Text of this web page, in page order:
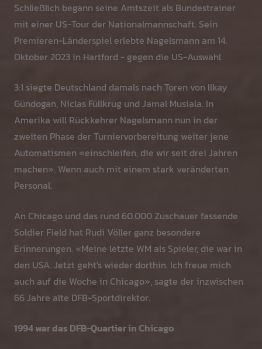
Schließlich begann seine Amtszeit als Bundestrainer
mit einer US-Tour der Nationalmannschaft. Sein
Premieren-Länderspiel erlebte Nagelsmann am 14.
Oktober 2023 in Hartford - gegen die US-Auswahl.
3:1 siegte Deutschland damals nach Toren von Ilkay
Gündogan, Niclas Füllkrug und Jamal Musiala. In
Amerika will Rückkehrer Nagelsmann nun in der
zweiten Phase der Turniervorbereitung weiter jene
Automatismen «einschleifen, die wir seit drei Jahren
machen». Wenn auch mit einem stark veränderten
Personal.
An Chicago und das rund 60.000 Zuschauer fassende
Soldier Field hat Rudi Völler ganz besondere
Erinnerungen. «Meine letzte WM als Spieler, die war in
den USA. Jetzt geht's wieder dorthin. Ich freue mich
auch auf die Woche in Chicago», sagte der inzwischen
66 Jahre alte DFB-Sportdirektor.
1994 war das DFB-Quartier in Chicago